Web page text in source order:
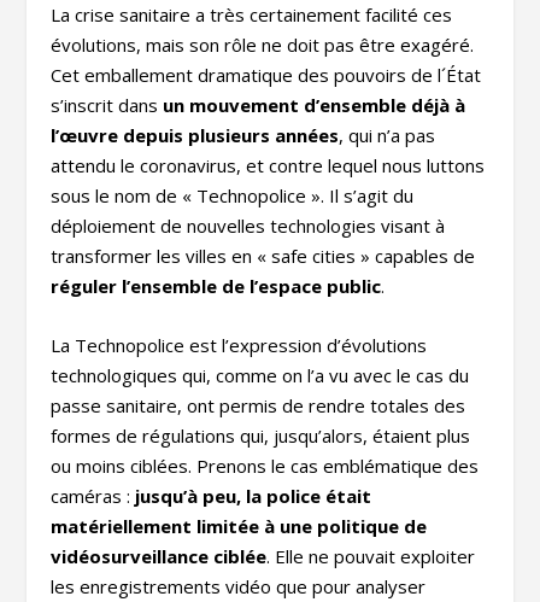
La crise sanitaire a très certainement facilité ces
évolutions, mais son rôle ne doit pas être exagéré.
Cet emballement dramatique des pouvoirs de l´État
s’inscrit dans un mouvement d’ensemble déjà à
l’œuvre depuis plusieurs années, qui n’a pas
attendu le coronavirus, et contre lequel nous luttons
sous le nom de « Technopolice ». Il s’agit du
déploiement de nouvelles technologies visant à
transformer les villes en « safe cities » capables de
réguler l’ensemble de l’espace public.
La Technopolice est l’expression d’évolutions
technologiques qui, comme on l’a vu avec le cas du
passe sanitaire, ont permis de rendre totales des
formes de régulations qui, jusqu’alors, étaient plus
ou moins ciblées. Prenons le cas emblématique des
caméras : jusqu’à peu, la police était
matériellement limitée à une politique de
vidéosurveillance ciblée. Elle ne pouvait exploiter
les enregistrements vidéo que pour analyser